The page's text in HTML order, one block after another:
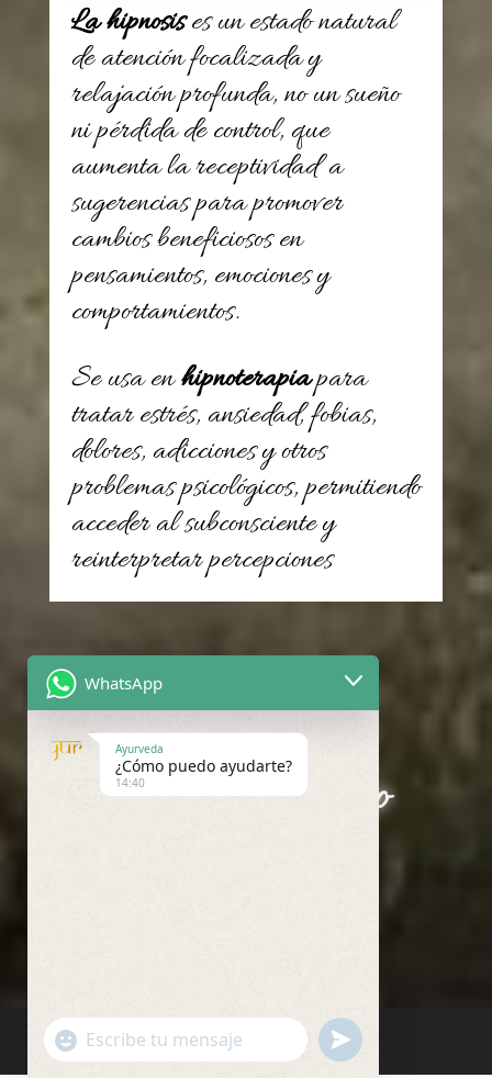
La hipnosises un estado natural
de atención focalizada y
relajación profunda, no un sueño
ni pérdida de control, que
aumenta la receptividad a
sugerencias para promover
cambios beneficiosos en
pensamientos, emociones y
comportamientos.
Se usa enhipnoterapiapara
tratar estrés, ansiedad, fobias,
dolores, adicciones y otros
problemas psicológicos, permitiendo
acceder al subconsciente y
reinterpretar percepciones
Un espacio para
encontrarte contigo
WhatsApp
Ayurveda
¿Cómo puedo ayudarte?
14:40
"+chaty_settings.lang.emoji_picker+"
WhatsApp
undefined